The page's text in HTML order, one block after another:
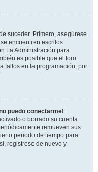
suceder. Primero, asegúrese
encuentren escritos
La Administración para
es posible que el foro
fallos en la programación, por
puedo conectarme!
o borrado su cuenta
remueven sus
periodo de tiempo para
registrese de nuevo y